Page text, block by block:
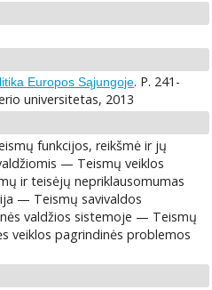
Europos Sąjungoje. P. 241-
universitetas, 2013
funkcijos, reikšmė ir jų
— Teismų veiklos
ir teisėjų nepriklausomumas
— Teismų savivaldos
valdžios sistemoje — Teismų
veiklos pagrindinės problemos